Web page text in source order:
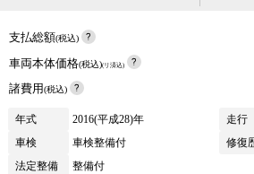
支払総額(税込)
車両本体価格(税込)(リ済込)
諸費用(税込)
年式 2016(平成28)年 走行
車検
車検整備付 修復
法定整備
整備付